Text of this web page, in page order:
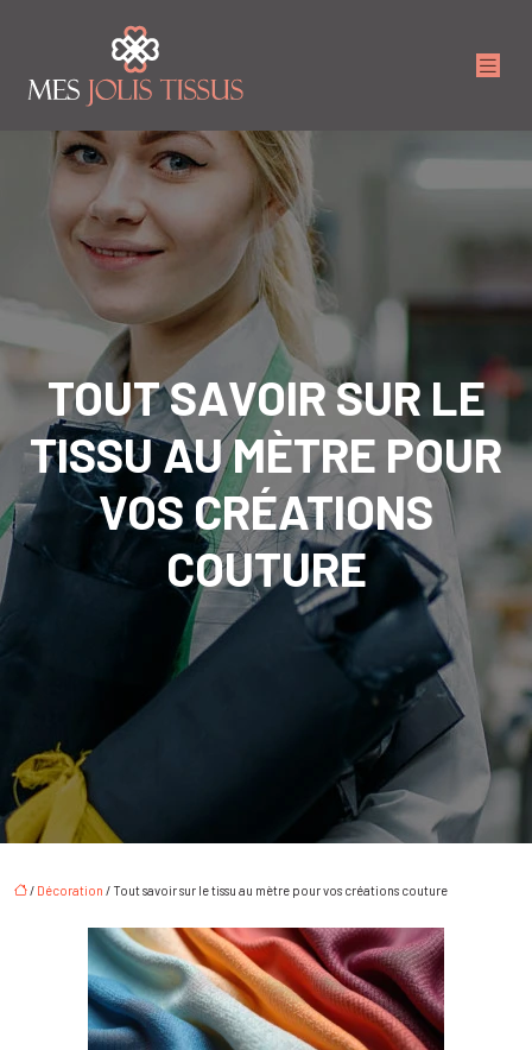
TOUT SAVOIR SUR LE
TISSU AU MÈTRE POUR
VOS CRÉATIONS
COUTURE
/ Décoration / Tout savoir sur le tissu au mètre pour vos créations couture